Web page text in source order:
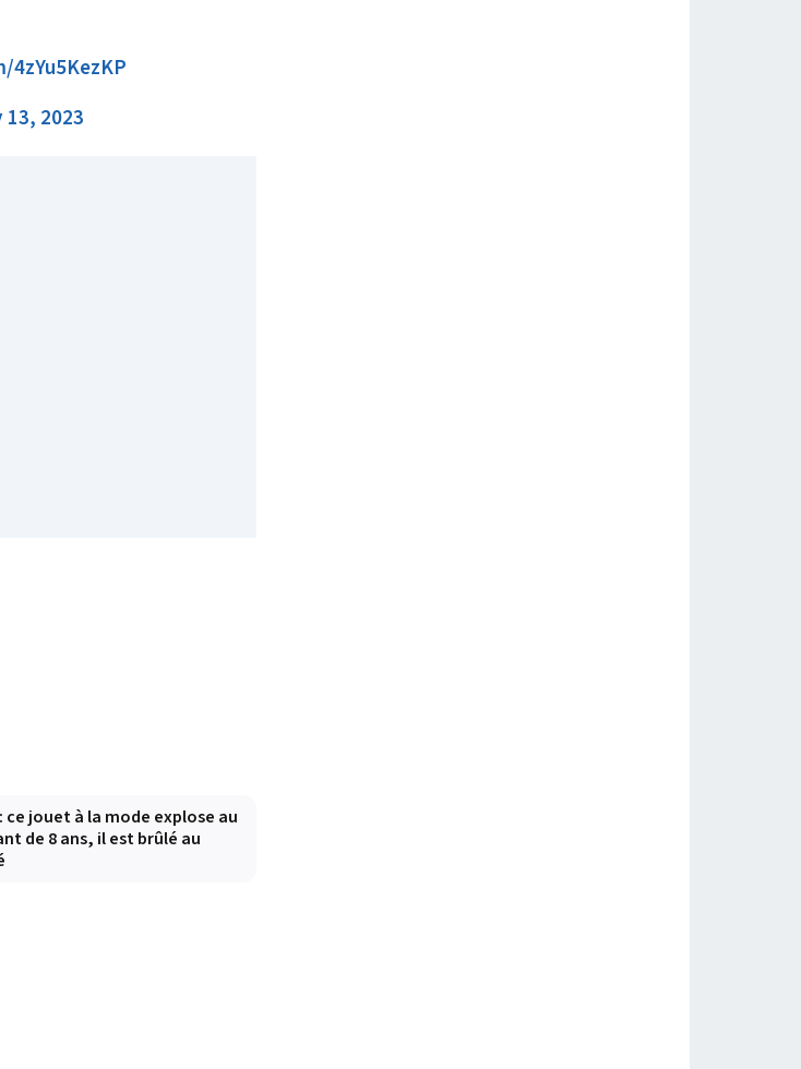
13, 2023
ce jouet à la mode explose au
de 8 ans, il est brûlé au